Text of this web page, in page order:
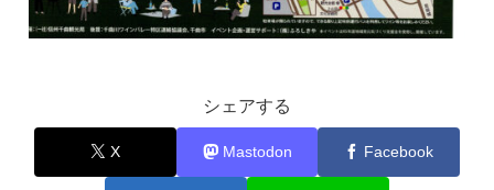
シェアする
X Mastodon Facebook